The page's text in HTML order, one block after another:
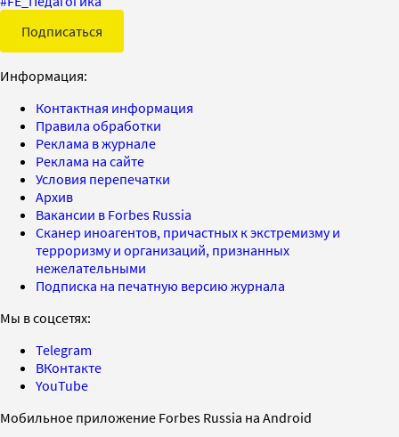
Подписаться
Информация:
Контактная информация
Правила обработки
Реклама в журнале
Реклама на сайте
Условия перепечатки
Архив
Вакансии в Forbes Russia
Сканер иноагентов, причастных к экстремизму и
терроризму и организаций, признанных
нежелательными
Подписка на печатную версию журнала
Мы в соцсетях:
Telegram
ВКонтакте
YouTube
Мобильное приложение Forbes Russia на Android